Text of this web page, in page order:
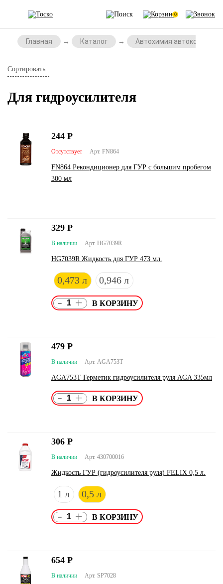
0
Главная Каталог Автохимия
Сортировать
Для гидроусилителя
Арт. FN864
Отсутствует
FN864 Рекондиционер для ГУР с большим пробегом
300 мл
244 Р
Арт. HG7039R
В наличии
HG7039R Жидкость для ГУР 473 мл.
0,473 л 0,946 л
329 Р
- +
Арт. AGA753T
В наличии
AGA753T Герметик гидроусилителя руля AGA 335мл
479 Р
- +
Арт. 430700016
В наличии
Жидкость ГУР (гидроусилителя руля) FELIX 0,5 л.
1 л 0,5 л
306 Р
- +
Арт. SP7028
В наличии
654 Р